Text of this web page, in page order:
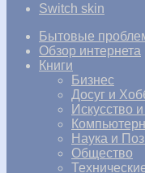
Switch skin
Бытовые
Обзор интернета
Книги
Бизнес
Досуг и
Искусство
Наука и
Общество